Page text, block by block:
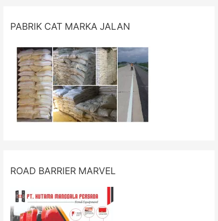
PABRIK CAT MARKA JALAN
ROAD BARRIER MARVEL